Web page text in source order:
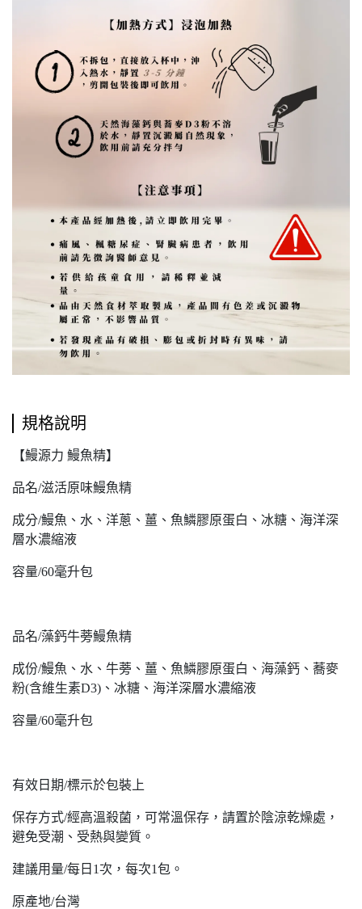
規格說明
【鰻源力 鰻魚精】
品名/滋活原味鰻魚精
成分/鰻魚、水、洋蔥、薑、魚鱗膠原蛋白、冰糖、海洋深
層水濃縮液
容量/60毫升包
品名/藻鈣牛蒡鰻魚精
成份/鰻魚、水、牛蒡、薑、魚鱗膠原蛋白、海藻鈣、蕎麥
粉(含維生素D3)、冰糖、海洋深層水濃縮液
容量/60毫升包
有效日期/標示於包裝上
保存方式/經高溫殺菌，可常溫保存，請置於陰涼乾燥處，
避免受潮、受熱與變質。
建議用量/每日1次，每次1包。
原產地/台灣